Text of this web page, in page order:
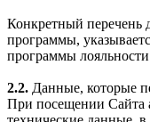
Конкретный перечень
программы,
программы
2.2. Данные, которые
При посещении Сайта